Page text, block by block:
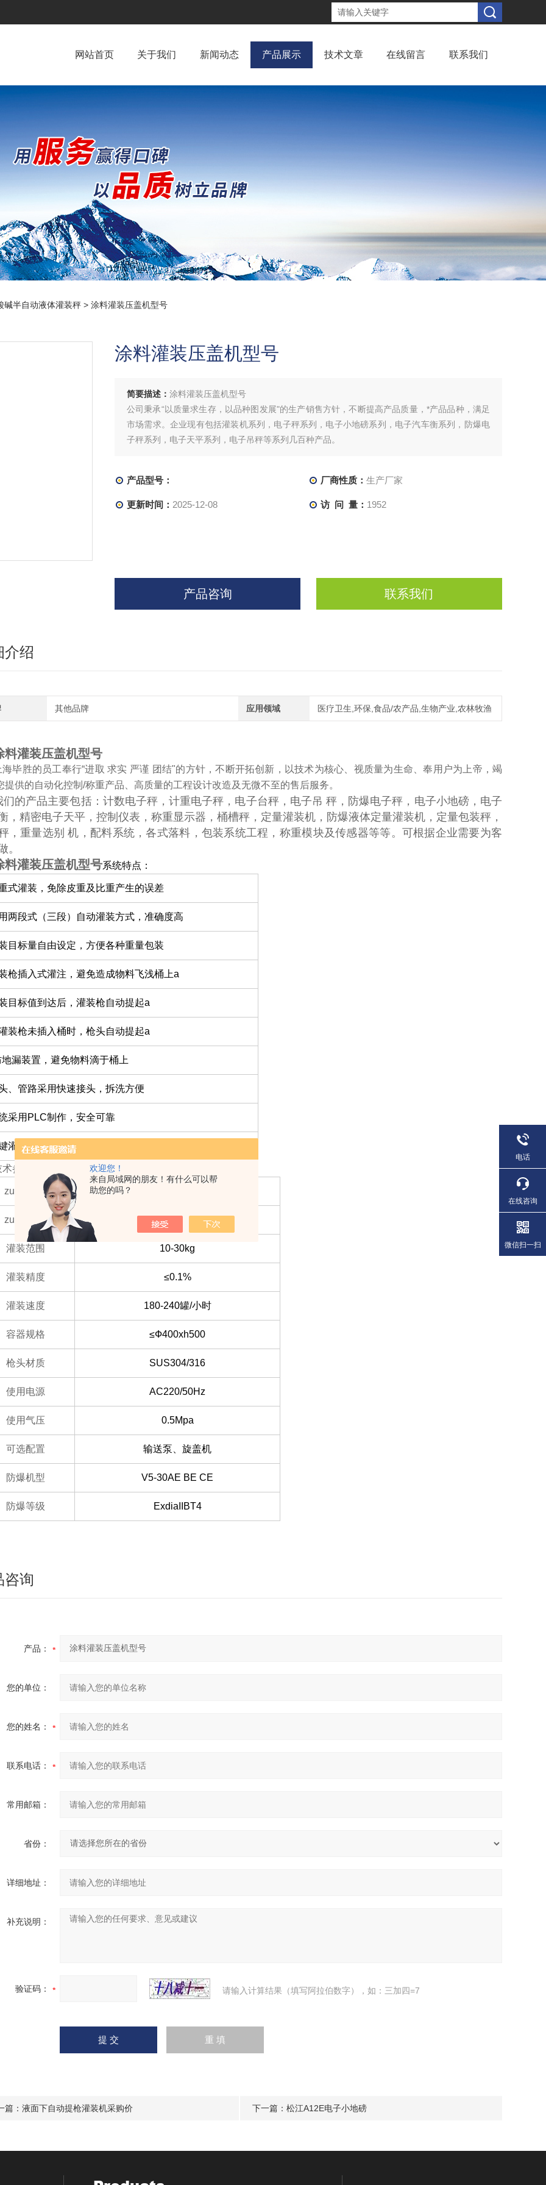
欢迎您！
来自局域网的朋友！有什么可以帮
助您的吗？
网站首页 关于我们 新闻动态 产品展示 技术文章 在线留言 联系我们
碱半自动液体灌装秤 > 涂料灌装压盖机型号
涂料灌装压盖机型号
简要描述： 涂料灌装压盖机型号
公司秉承“以质量求生存，以品种图发展"的生产销售方针，不断提高产品质量，*产品品种，满足
市场需求。企业现有包括灌装机系列，电子秤系列，电子小地磅系列，电子汽车衡系列，防爆电
子秤系列，电子天平系列，电子吊秤等系列几百种产品。
产品型号： 厂商性质： 生产厂家
更新时间： 2025-12-08 访 问 量： 1952
产品咨询 联系我们
介绍
其他品牌 应用领域 医疗卫生,环保,食品/农产品,生物产业,农林牧渔
料灌装压盖机型号
海毕胜的员工奉行“进取 求实 严谨 团结"的方针，不断开拓创新，以技术为核心、视质量为生命、奉用户为上帝，竭
提供的自动化控制/称重产品、高质量的工程设计改造及无微不至的售后服务。
们的产品主要包括：计数电子秤，计重电子秤，电子台秤，电子吊 秤，防爆电子秤，电子小地磅，电子
，精密电子天平，控制仪表，称重显示器，桶槽秤，定量灌装机，防爆液体定量灌装机，定量包装秤，
，重量选别 机，配料系统，各式落料，包装系统工程，称重模块及传感器等等。可根据企业需要为客
。
料灌装压盖机型号系统特点：
式灌装，免除皮重及比重产生的误差
两段式（三段）自动灌装方式，准确度高
目标量自由设定，方便各种重量包装
枪插入式灌注，避免造成物料飞浅桶上a
目标值到达后，灌装枪自动提起a
装枪未插入桶时，枪头自动提起a
漏装置，避免物料滴于桶上
、管路采用快速接头，拆洗方便
采用PLC制作，安全可靠
灌装，操作简便
参数：
zui大称量
zui小感量 10g
灌装范围 10-30kg
灌装精度 ≤0.1%
灌装速度 180-240罐/小时
容器规格 ≤Ф400xh500
枪头材质 SUS304/316
使用电源 AC220/50Hz
使用气压 0.5Mpa
可选配置 输送泵、旋盖机
防爆机型 V5-30AE BE CE
防爆等级 ExdiaIIBT4
咨询
产品：
您的单位：
您的姓名：
联系电话：
常用邮箱：
省份：
详细地址：
补充说明：
验证码： 请输入计算结果（填写阿拉伯数字），如：三加四=7
篇： 液面下自动提枪灌装机采购价 下一篇： 松江A12E电子小地磅
电话
在线咨询
微信扫一扫